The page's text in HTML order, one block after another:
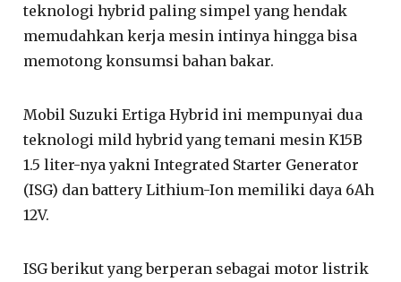
teknologi hybrid paling simpel yang hendak
memudahkan kerja mesin intinya hingga bisa
memotong konsumsi bahan bakar.
Mobil Suzuki Ertiga Hybrid ini mempunyai dua
teknologi mild hybrid yang temani mesin K15B
1.5 liter-nya yakni Integrated Starter Generator
(ISG) dan battery Lithium-Ion memiliki daya 6Ah
12V.
ISG berikut yang berperan sebagai motor listrik